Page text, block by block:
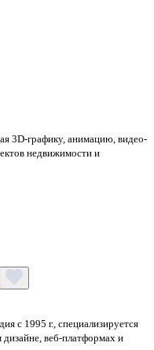
3D-графику, анимацию, видео-
недвижимости и
с 1995 г., специализируется
веб‑платформах и